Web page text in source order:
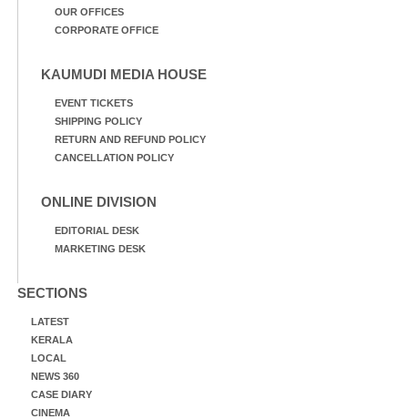
OUR OFFICES
CORPORATE OFFICE
KAUMUDI MEDIA HOUSE
EVENT TICKETS
SHIPPING POLICY
RETURN AND REFUND POLICY
CANCELLATION POLICY
ONLINE DIVISION
EDITORIAL DESK
MARKETING DESK
SECTIONS
LATEST
KERALA
LOCAL
NEWS 360
CASE DIARY
CINEMA